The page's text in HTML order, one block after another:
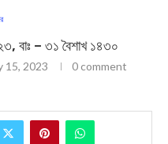
বাঃ – ৩১ বৈশাখ ১৪৩০
15, 2023 0 comment